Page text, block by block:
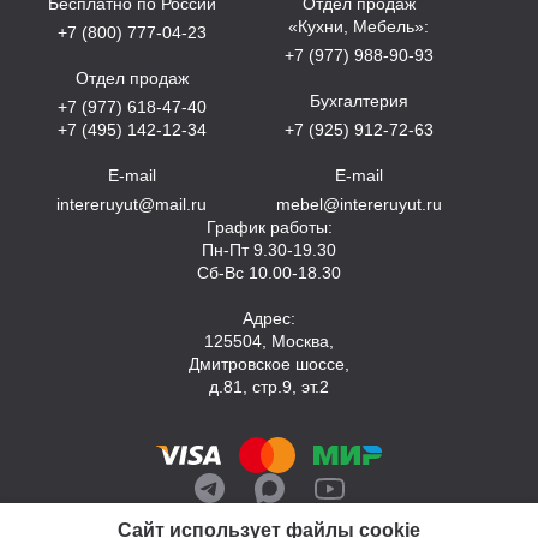
Сайт использует файлы cookie
+7 (800) 777-04-23
Отдел продаж
+7 (977) 618-47-40
+7 (495) 142-12-34
E-mail
intereruyut@mail.ru
«Кухни, Мебель»:
+7 (977) 988-90-93
Бухгалтерия
+7 (925) 912-72-63
E-mail
mebel@intereruyut.ru
График работы:
Пн-Пт 9.30-19.30
Сб-Вс 10.00-18.30
Адрес:
125504, Москва,
Дмитровское шоссе,
д.81, стр.9, эт.2